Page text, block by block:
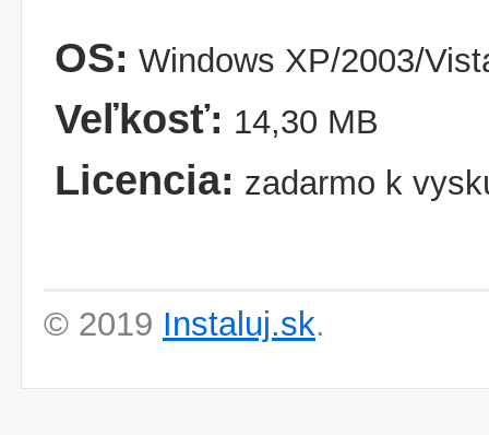
OS: Windows XP/2003/
Veľkosť: 14,30 MB
Licencia: zadarmo k
© 2019 Instaluj.sk.